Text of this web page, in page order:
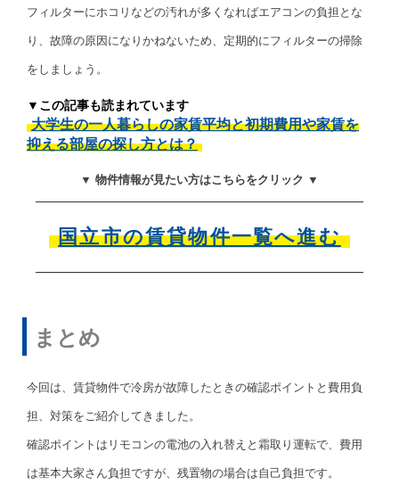
フィルターにホコリなどの汚れが多くなればエアコンの負担とな
り、故障の原因になりかねないため、定期的にフィルターの掃除
をしましょう。
▼この記事も読まれています
大学生の一人暮らしの家賃平均と初期費用や家賃を
抑える部屋の探し方とは？
▼ 物件情報が見たい方はこちらをクリック ▼
国立市の賃貸物件一覧へ進む
まとめ
今回は、賃貸物件で冷房が故障したときの確認ポイントと費用負
担、対策をご紹介してきました。
確認ポイントはリモコンの電池の入れ替えと霜取り運転で、費用
は基本大家さん負担ですが、残置物の場合は自己負担です。